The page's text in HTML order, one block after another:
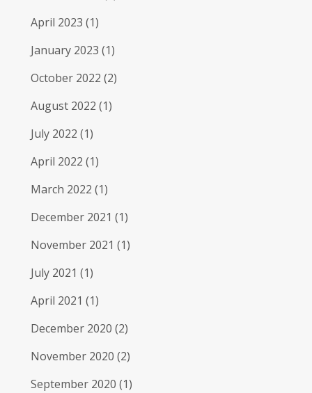
April 2023 (1)
January 2023 (1)
October 2022 (2)
August 2022 (1)
July 2022 (1)
April 2022 (1)
March 2022 (1)
December 2021 (1)
November 2021 (1)
July 2021 (1)
April 2021 (1)
December 2020 (2)
November 2020 (2)
September 2020 (1)